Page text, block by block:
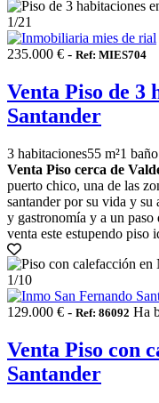
1/21
235.000 € - Ref: MIES704
Venta Piso de 3
Santander
3 habitaciones55 m²1 baño
Venta Piso cerca de
puerto chico, una de las
santander por su vida y su
y gastronomía y a un paso
venta este estupendo piso
1/10
129.000 € - Ref: 86092 Ha
Venta Piso con
Santander